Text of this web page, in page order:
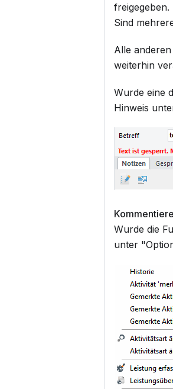
freigegeben.
Sind
Alle
weiterhin
Wurde eine
Hinweis
Wurde die
unter